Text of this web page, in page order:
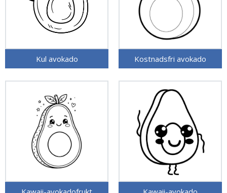
Kul avokado Kostnadsfri avokado